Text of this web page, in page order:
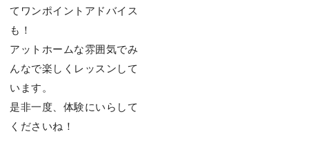
てワンポイントアドバイス
も！
アットホームな雰囲気でみ
んなで楽しくレッスンして
います。
是⾮⼀度、体験にいらして
くださいね！